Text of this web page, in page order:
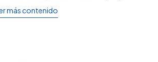
los temas de emprendimiento y
ágiles por lo que siempre está
más contenido